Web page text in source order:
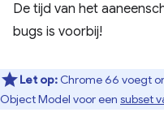
De tijd van het
bugs is voorbij!
Let op: Chrome 66 voegt
Object Model voor een subset